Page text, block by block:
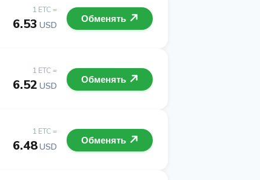
1 ETC =
6.53 USD
Обменять
1 ETC =
6.52 USD
Обменять
1 ETC =
6.48USD
Обменять